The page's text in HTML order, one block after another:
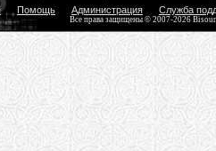
Помощь Администрация Служба
Все права защищены © 2007-2026